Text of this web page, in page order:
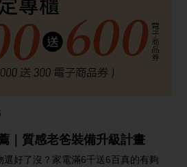
｜質感老爸裝備升級計畫
好了沒？家電滿6千送6百真的有夠